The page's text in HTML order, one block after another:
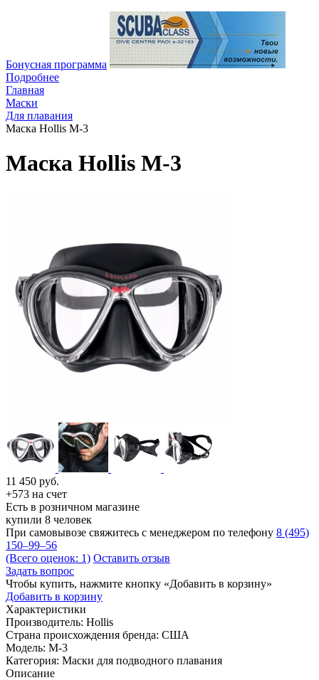
Бонусная программа
Подробнее
Главная
Маски
Для плавания
Маска Hollis M-3
Маска Hollis M-3
11 450 руб.
+573 на счет
Есть в розничном магазине
купили 8 человек
При самовывозе свяжитесь с менеджером по телефону 8 (495)
150–99–56
(Всего оценок: 1) Оставить отзыв
Задать вопрос
Чтобы купить, нажмите кнопку «Добавить в корзину»
Добавить в корзину
Характеристики
Производитель: Hollis
Страна происхождения бренда: США
Модель: M-3
Категория: Маски для подводного плавания
Описание